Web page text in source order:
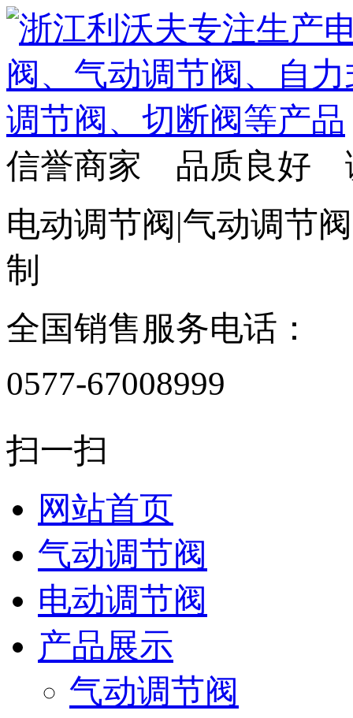
信誉商家 品质良好
电动调节阀|气动调节
制
全国销售服务电话：
0577-67008999
扫一扫
网站首页
气动调节阀
电动调节阀
产品展示
气动调节阀